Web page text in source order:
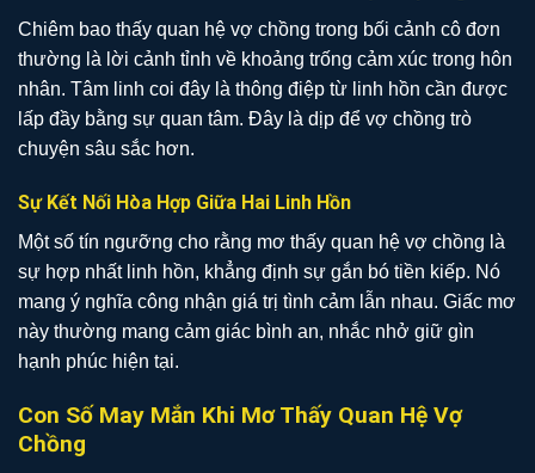
Chiêm bao thấy quan hệ vợ chồng trong bối cảnh cô đơn
thường là lời cảnh tỉnh về khoảng trống cảm xúc trong hôn
nhân. Tâm linh coi đây là thông điệp từ linh hồn cần được
lấp đầy bằng sự quan tâm. Đây là dịp để vợ chồng trò
chuyện sâu sắc hơn.
Sự Kết Nối Hòa Hợp Giữa Hai Linh Hồn
Một số tín ngưỡng cho rằng mơ thấy quan hệ vợ chồng là
sự hợp nhất linh hồn, khẳng định sự gắn bó tiền kiếp. Nó
mang ý nghĩa công nhận giá trị tình cảm lẫn nhau. Giấc mơ
này thường mang cảm giác bình an, nhắc nhở giữ gìn
hạnh phúc hiện tại.
Con Số May Mắn Khi Mơ Thấy Quan Hệ Vợ
Chồng